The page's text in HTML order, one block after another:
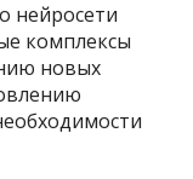
нейросети
комплексы
новых